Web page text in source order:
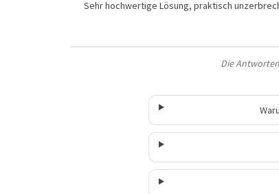
Sehr hochwertige Lösung, praktisch
Die